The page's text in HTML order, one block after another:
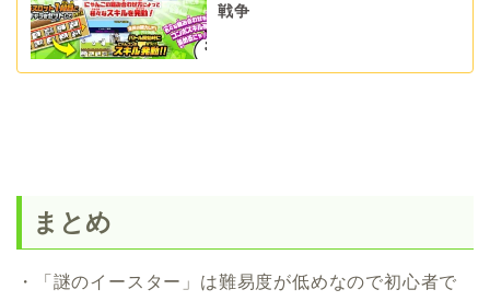
戦争
まとめ
・「謎のイースター」は難易度が低めなので初心者で